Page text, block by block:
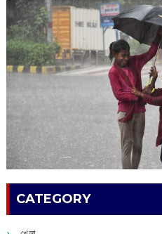
CATEGORY